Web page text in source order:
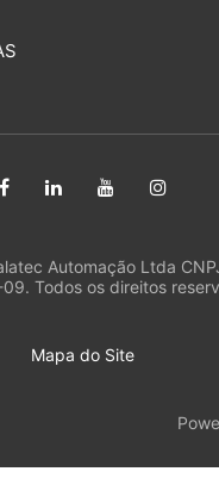
Automação Ltda
Todos os direitos
Mapa do Site